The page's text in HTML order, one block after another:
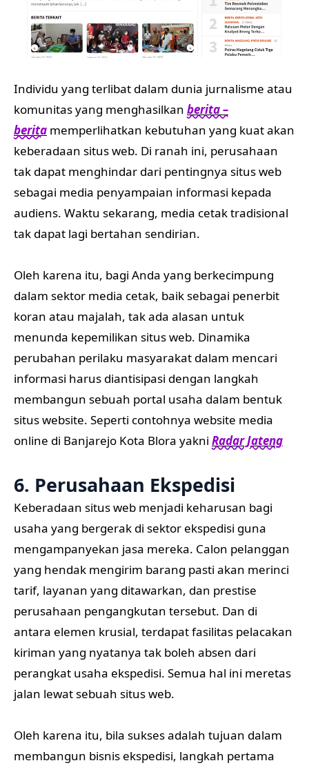
Individu yang terlibat dalam dunia jurnalisme atau
komunitas yang menghasilkan berita –
berita memperlihatkan kebutuhan yang kuat akan
keberadaan situs web. Di ranah ini, perusahaan
tak dapat menghindar dari pentingnya situs web
sebagai media penyampaian informasi kepada
audiens. Waktu sekarang, media cetak tradisional
tak dapat lagi bertahan sendirian.
Oleh karena itu, bagi Anda yang berkecimpung
dalam sektor media cetak, baik sebagai penerbit
koran atau majalah, tak ada alasan untuk
menunda kepemilikan situs web. Dinamika
perubahan perilaku masyarakat dalam mencari
informasi harus diantisipasi dengan langkah
membangun sebuah portal usaha dalam bentuk
situs website. Seperti contohnya website media
online di Banjarejo Kota Blora yakni Radar Jateng
6. Perusahaan Ekspedisi
Keberadaan situs web menjadi keharusan bagi
usaha yang bergerak di sektor ekspedisi guna
mengampanyekan jasa mereka. Calon pelanggan
yang hendak mengirim barang pasti akan merinci
tarif, layanan yang ditawarkan, dan prestise
perusahaan pengangkutan tersebut. Dan di
antara elemen krusial, terdapat fasilitas pelacakan
kiriman yang nyatanya tak boleh absen dari
perangkat usaha ekspedisi. Semua hal ini meretas
jalan lewat sebuah situs web.
Oleh karena itu, bila sukses adalah tujuan dalam
membangun bisnis ekspedisi, langkah pertama